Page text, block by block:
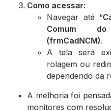
Como acessar:
Navegar até “
Comum
(frmCadNCM).
A tela será
rolagem ou
dependendo da
A melhoria foi
monitores com